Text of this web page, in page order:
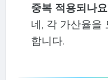
중복 적용되나
네, 각 가산율을
합니다.